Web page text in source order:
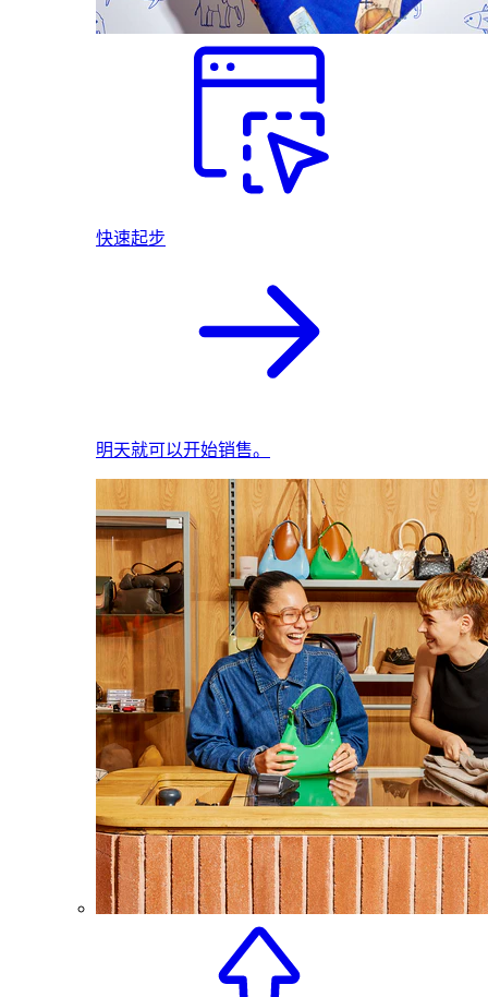
快速起步
明天就可以开始销售。